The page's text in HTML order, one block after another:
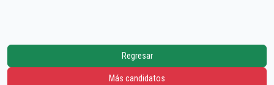
Regresar
Más candidatos